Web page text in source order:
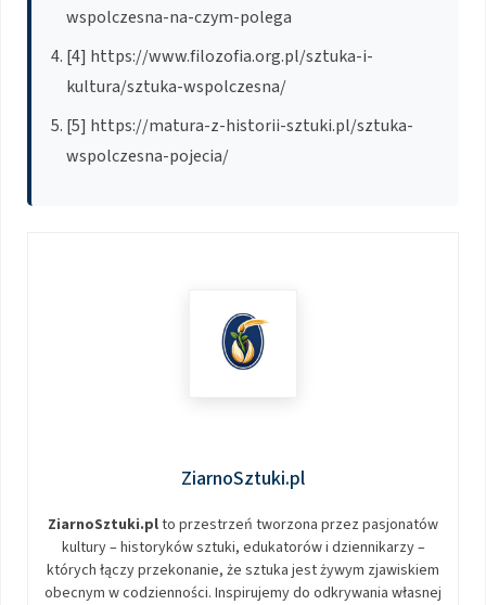
wspolczesna-na-czym-polega
[4] https://www.filozofia.org.pl/sztuka-i-
kultura/sztuka-wspolczesna/
[5] https://matura-z-historii-sztuki.pl/sztuka-
wspolczesna-pojecia/
ZiarnoSztuki.pl
ZiarnoSztuki.plto przestrzeń tworzona przez pasjonatów
kultury – historyków sztuki, edukatorów i dziennikarzy –
których łączy przekonanie, że sztuka jest żywym zjawiskiem
obecnym w codzienności. Inspirujemy do odkrywania własnej